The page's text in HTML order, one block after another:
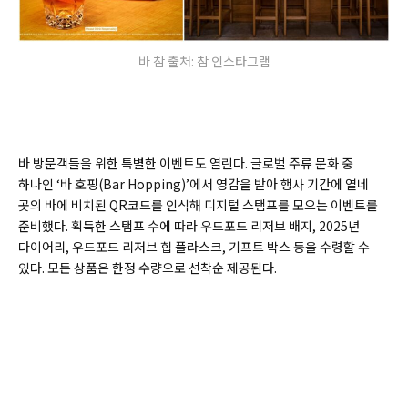
바 참 출처: 참 인스타그램
바 방문객들을 위한 특별한 이벤트도 열린다. 글로벌 주류 문화 중
하나인 ‘바 호핑(Bar Hopping)’에서 영감을 받아 행사 기간에 열네
곳의 바에 비치된 QR코드를 인식해 디지털 스탬프를 모으는 이벤트를
준비했다. 획득한 스탬프 수에 따라 우드포드 리저브 배지, 2025년
다이어리, 우드포드 리저브 힙 플라스크, 기프트 박스 등을 수령할 수
있다. 모든 상품은 한정 수량으로 선착순 제공된다.